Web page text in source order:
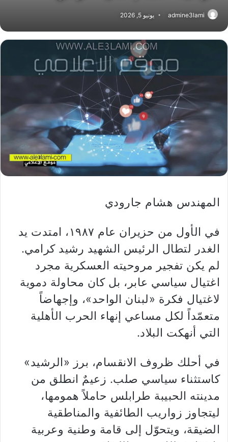
admine3lami يونيو 5, 2026
المهندس هشام جارودي
في الأول من حزيران عام ١٩٨٧، امتدت يد
الغدر لتطال الرئيس الشهيد رشيد كرامي.
لم يكن تفجير مروحيته العسكرية مجرد
اغتيال سياسي عابر، بل كان محاولة دموية
لاغتيال فكرة «لبنان الواحد»، وإجهاضاً
متعمّداً لكل مساعي إنهاء الحرب الأهلية
التي أنهكت البلاد.
في أحلك ظروف الانقسام، برز «الرشيد»
كاستثناء سياسي صلب. زعيمٌ انطلق من
مدينته الحبيبة طرابلس حاملاً همومها،
ليتجاوز زواريب الطائفية والمناطقية
الضيقة، ويتحوّل إلى قامة وطنية وعربية